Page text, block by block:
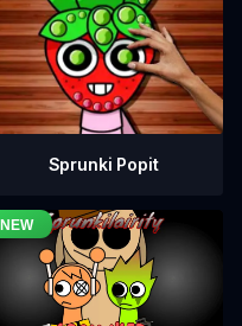
Sprunki Popit